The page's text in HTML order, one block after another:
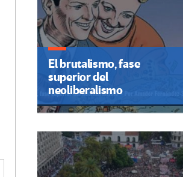
El brutalismo, fase
superior del
neoliberalismo